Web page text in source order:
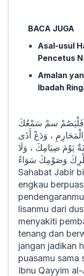
BACA JUGA
Asal-usul
Pencetus
Amalan
Ibadah
فَلْيَصُمْ سمْ سَمْعُكَ
، وَدَعْ أَذَى
يَوْمَ صِيَامِكَ ، وَلَا
وَصَوْمِكَ سَوَاءً
Sahabat Jabir
engkau
lisanmu dari
menyakiti
tenang dan
jangan jadikan
puasamu
Ibnu Qayyim